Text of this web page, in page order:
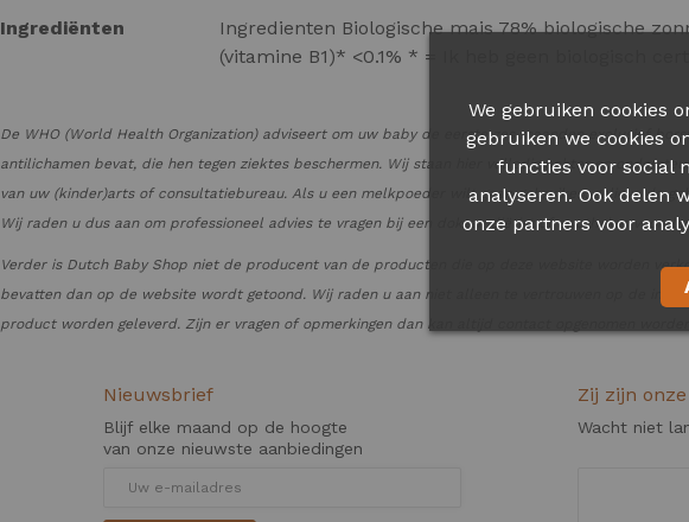
Ingrediënten
Ingredienten Biologische mais 78% biologische
(vitamine B1)* <0.1% * = Ik heb geen biologisch
De WHO (World Health Organization) adviseert om uw baby de eerste zes maanden exclusief
antilichamen bevat, die hen tegen ziektes beschermen. Wij staan hier volledig achter en
van uw (kinder)arts of consultatiebureau. Als u een melkpoeder wilt gaan gebruiken, gelieve de
Wij raden u dus aan om professioneel advies te vragen bij een dokter, diëtist of apotheker
Verder is Dutch Baby Shop niet de producent van de producten die op deze website worden
bevatten dan op de website wordt getoond. Wij raden u aan niet alleen te vertrouwen op de
product worden geleverd. Zijn er vragen of opmerkingen dan kan altijd contact opgenomen
Nieuwsbrief
Blijf elke maand op de hoogte
van onze nieuwste aanbiedingen
Zij zijn
Wacht niet
We gebruiken cookies
gebruiken we cookies
functies voor social
analyseren. Ook delen
onze partners voor